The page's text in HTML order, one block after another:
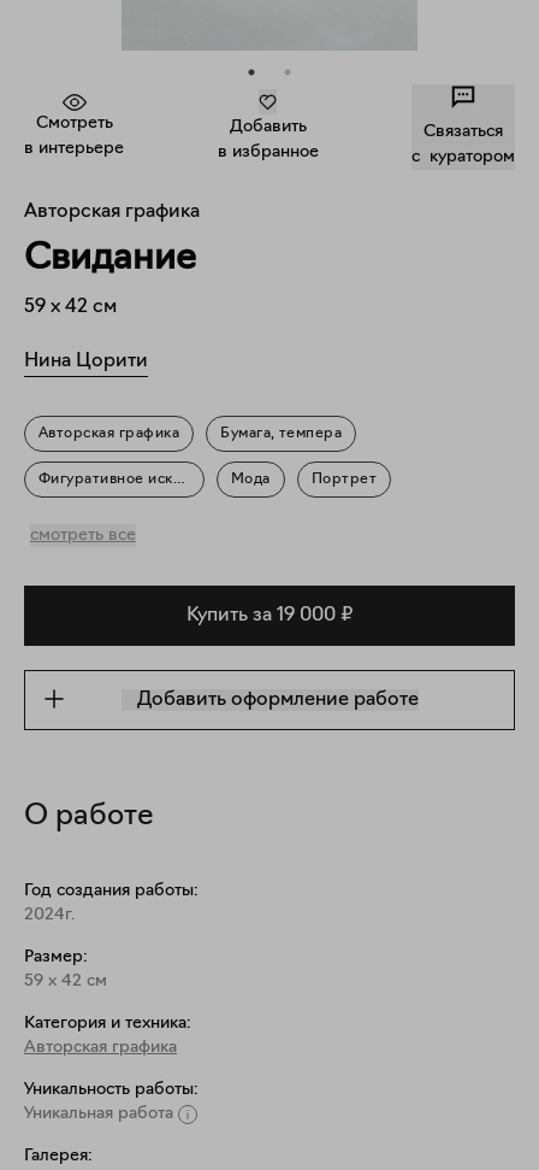
Смотреть
в интерьере
Добавить
в избранное
Связаться
c куратором
Авторская графика
Свидание
59 x 42 см
Нина Цорити
Авторская графика Бумага, темпера
Фигуративное искусство Мода Портрет
смотреть все
Купить за 19 000 ₽
Добавить оформление работе
О работе
Год создания работы:
2024г.
Размер:
59 x 42 см
Категория и техника:
Авторская графика
Уникальность работы:
Уникальная работа
Галерея: